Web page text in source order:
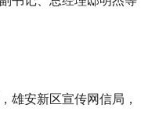
雄安新区宣传网信局，